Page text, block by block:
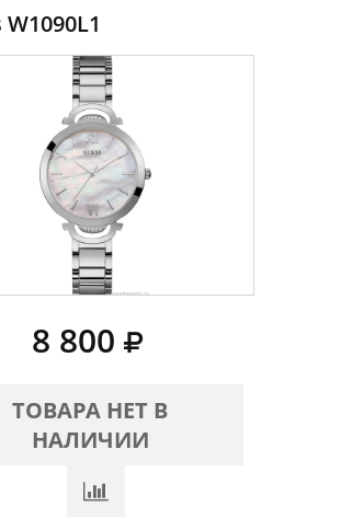
8 800
ТОВАРА НЕТ В
НАЛИЧИИ